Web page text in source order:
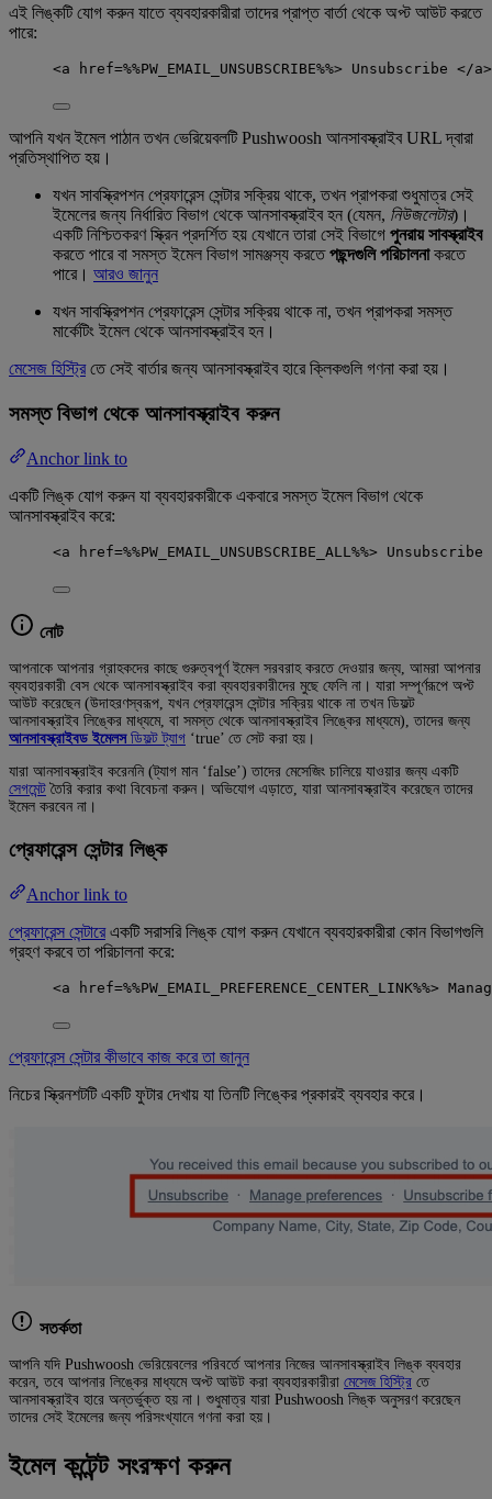
এই লিঙ্কটি যোগ করুন যাতে ব্যবহারকারীরা তাদের প্রাপ্ত বার্তা থেকে অপ্ট আউট করতে
পারে:
<a href=%%PW_EMAIL_UNSUBSCRIBE%%> Unsubscribe </a>
আপনি যখন ইমেল পাঠান তখন ভেরিয়েবলটি Pushwoosh আনসাবস্ক্রাইব URL দ্বারা
প্রতিস্থাপিত হয়।
যখন সাবস্ক্রিপশন প্রেফারেন্স সেন্টার সক্রিয় থাকে, তখন প্রাপকরা শুধুমাত্র সেই
ইমেলের জন্য নির্ধারিত বিভাগ থেকে আনসাবস্ক্রাইব হন (যেমন, নিউজলেটার)।
একটি নিশ্চিতকরণ স্ক্রিন প্রদর্শিত হয় যেখানে তারা সেই বিভাগে পুনরায় সাবস্ক্রাইব
করতে পারে বা সমস্ত ইমেল বিভাগ সামঞ্জস্য করতেপছন্দগুলি পরিচালনাকরতে
পারে। আরও জানুন
যখন সাবস্ক্রিপশন প্রেফারেন্স সেন্টার সক্রিয় থাকে না, তখন প্রাপকরা সমস্ত
মার্কেটিং ইমেল থেকে আনসাবস্ক্রাইব হন।
মেসেজ হিস্ট্রিতে সেই বার্তার জন্য আনসাবস্ক্রাইব হারে ক্লিকগুলি গণনা করা হয়।
সমস্ত বিভাগ থেকে আনসাবস্ক্রাইব করুন
Anchor link to
একটি লিঙ্ক যোগ করুন যা ব্যবহারকারীকে একবারে সমস্ত ইমেল বিভাগ থেকে
আনসাবস্ক্রাইব করে:
<a href=%%PW_EMAIL_UNSUBSCRIBE_ALL%%>
নোট
আপনাকে আপনার গ্রাহকদের কাছে গুরুত্বপূর্ণ ইমেল সরবরাহ করতে দেওয়ার জন্য, আমরা আপনার
ব্যবহারকারী বেস থেকে আনসাবস্ক্রাইব করা ব্যবহারকারীদের মুছে ফেলি না। যারা সম্পূর্ণরূপে অপ্ট
আউট করেছেন (উদাহরণস্বরূপ, যখন প্রেফারেন্স সেন্টার সক্রিয় থাকে না তখন ডিফল্ট
আনসাবস্ক্রাইব লিঙ্কের মাধ্যমে, বা সমস্ত থেকে আনসাবস্ক্রাইব লিঙ্কের মাধ্যমে), তাদের জন্য
আনসাবস্ক্রাইবড ইমেলসডিফল্ট ট্যাগ ‘true’ তে সেট করা হয়।
যারা আনসাবস্ক্রাইব করেননি (ট্যাগ মান ‘false’) তাদের মেসেজিং চালিয়ে যাওয়ার জন্য একটি
সেগমেন্ট তৈরি করার কথা বিবেচনা করুন। অভিযোগ এড়াতে, যারা আনসাবস্ক্রাইব করেছেন তাদের
ইমেল করবেন না।
প্রেফারেন্স সেন্টার লিঙ্ক
Anchor link to
প্রেফারেন্স সেন্টারেএকটি সরাসরি লিঙ্ক যোগ করুন যেখানে ব্যবহারকারীরা কোন বিভাগগুলি
গ্রহণ করবে তা পরিচালনা করে:
<a href=%%PW_EMAIL_PREFERENCE_CENTER_LINK%%>
প্রেফারেন্স সেন্টার কীভাবে কাজ করে তা জানুন
নিচের স্ক্রিনশটটি একটি ফুটার দেখায় যা তিনটি লিঙ্কের প্রকারই ব্যবহার করে।
সতর্কতা
আপনি যদি Pushwoosh ভেরিয়েবলের পরিবর্তে আপনার নিজের আনসাবস্ক্রাইব লিঙ্ক ব্যবহার
করেন, তবে আপনার লিঙ্কের মাধ্যমে অপ্ট আউট করা ব্যবহারকারীরা মেসেজ হিস্ট্রি তে
আনসাবস্ক্রাইব হারে অন্তর্ভুক্ত হয় না। শুধুমাত্র যারা Pushwoosh লিঙ্ক অনুসরণ করেছেন
তাদের সেই ইমেলের জন্য পরিসংখ্যানে গণনা করা হয়।
ইমেল কন্টেন্ট সংরক্ষণ করুন